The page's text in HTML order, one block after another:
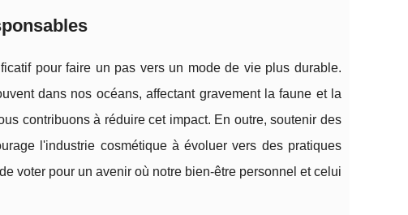
pour faire un pas vers un mode de vie plus durable.
dans nos océans, affectant gravement la faune et la
contribuons à réduire cet impact. En outre, soutenir des
l'industrie cosmétique à évoluer vers des pratiques
voter pour un avenir où notre bien-être personnel et celui